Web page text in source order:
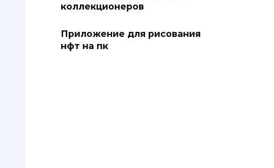
коллекционеров
Приложение для рисования
нфт на пк